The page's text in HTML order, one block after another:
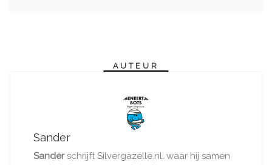
AUTEUR
Sander
Sanderschrijft Silvergazelle.nl, waar hij samen